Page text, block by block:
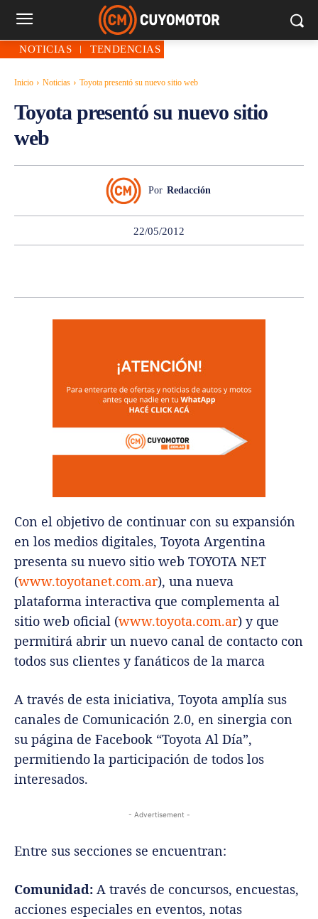
NOTICIAS TENDENCIAS
Inicio Noticias Toyota presentó su nuevo sitio web
Toyota presentó su nuevo sitio
web
Por Redacción
22/05/2012
Con el objetivo de continuar con su expansión
en los medios digitales, Toyota Argentina
presenta su nuevo sitio web TOYOTA NET
(www.toyotanet.com.ar), una nueva
plataforma interactiva que complementa al
sitio web oficial (www.toyota.com.ar) y que
permitirá abrir un nuevo canal de contacto con
todos sus clientes y fanáticos de la marca
A través de esta iniciativa, Toyota amplía sus
canales de Comunicación 2.0, en sinergia con
su página de Facebook “Toyota Al Día”,
permitiendo la participación de todos los
interesados.
- Advertisement -
Entre sus secciones se encuentran:
Comunidad: A través de concursos, encuestas,
acciones especiales en eventos, notas